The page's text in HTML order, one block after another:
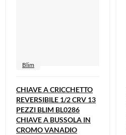
Blim
CHIAVE A CRICCHETTO
REVERSIBILE 1/2 CRV 13
PEZZI BLIM BL0286
CHIAVE A BUSSOLA IN
CROMO VANADIO